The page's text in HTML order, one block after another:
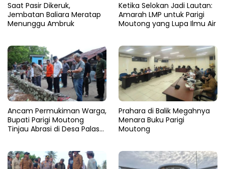
Saat Pasir Dikeruk,
Jembatan Baliara Meratap
Menunggu Ambruk
Ketika Selokan Jadi Lautan:
Amarah LMP untuk Parigi
Moutong yang Lupa Ilmu Air
Ancam Permukiman Warga,
Bupati Parigi Moutong
Tinjau Abrasi di Desa Palasa
Prahara di Balik Megahnya
Menara Buku Parigi
Moutong